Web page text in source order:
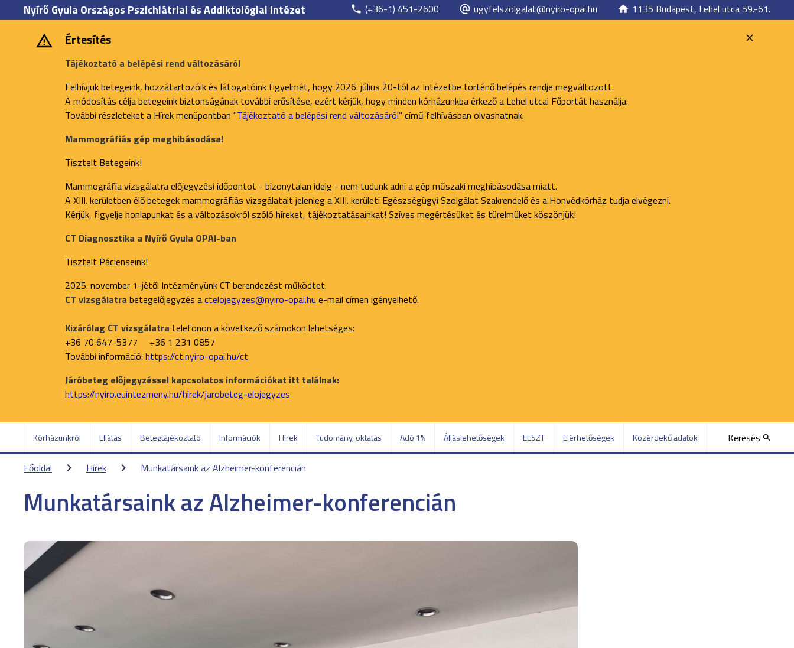
Nyírő Gyula Országos Pszichiátriai és Addiktológiai Intézet (+36-1) 451-2600 ugyfelszolgalat@nyiro-opai.hu 1135 Budapest, Lehel utca 59.-61.
Értesítés
Tájékoztató a belépési rend változásáról
Felhívjuk betegeink, hozzátartozóik és látogatóink figyelmét, hogy 2026. július 20-tól az Intézetbe történő belépés rendje megváltozott.
A módosítás célja betegeink biztonságának további erősítése, ezért kérjük, hogy minden kórházunkba érkező a Lehel utcai Főportát használja.
További részleteket a Hírek menüpontban "Tájékoztató a belépési rend változásáról" című felhívásban olvashatnak.
Mammográfiás gép meghibásodása!
Tisztelt Betegeink!
Mammográfia vizsgálatra előjegyzési időpontot - bizonytalan ideig - nem tudunk adni a gép műszaki meghibásodása miatt.
A XIII. kerületben élő betegek mammográfiás vizsgálatait jelenleg a XIII. kerületi Egészségügyi Szolgálat Szakrendelő és a Honvédkórház tudja elvégezni.
Kérjük, figyelje honlapunkat és a változásokról szóló híreket, tájékoztatásainkat! Szíves megértésüket és türelmüket köszönjük!
CT Diagnosztika a Nyírő Gyula OPAI-ban
Tisztelt Pácienseink!
2025. november 1-jétől Intézményünk CT berendezést működtet.
CT vizsgálatra betegelőjegyzés actelojegyzes@nyiro-opai.hu e-mail címen igényelhető.
Kizárólag CT vizsgálatra telefonon a következő számokon lehetséges:
+36 70 647-5377 +36 1 231 0857
További információ: https://ct.nyiro-opai.hu/ct
Járóbeteg előjegyzéssel kapcsolatos információkat itt találnak:
https://nyiro.euintezmeny.hu/hirek/jarobeteg-elojegyzes
Kórházunkról Ellátás Betegtájékoztató Információk Hírek Tudomány, oktatás Adó 1% Álláslehetőségek EESZT Elérhetőségek Közérdekű adatok Keresés
Főoldal Hírek Munkatársaink az Alzheimer-konferencián
Munkatársaink az Alzheimer-konferencián